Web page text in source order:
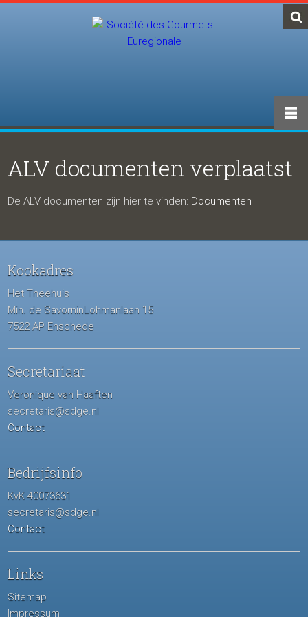
ALV documenten verplaatst
De ALV documenten zijn hier te vinden: Documenten
Kookadres
Het Theehuis
Min. de SavorninLohmanlaan 15
7522 AP Enschede
Secretariaat
Veronique van Haaften
secretaris@sdge.nl
Contact
Bedrijfsinfo
KvK 40073631
secretaris@sdge.nl
Contact
Links
Sitemap
Impressum